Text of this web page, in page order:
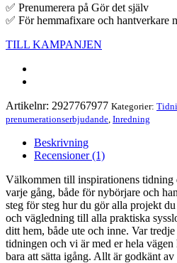
✅ Prenumerera på Gör det själv
✅ För hemmafixare och hantverkare
TILL KAMPANJEN
Artikelnr: 2927767977 Kategorier:
prenumerationserbjudande Inredning
Beskrivning
Recensioner (1)
Välkommen till inspirationens tidning
varje gång, både för nybörjare och
steg för steg hur du gör alla projekt
och vägledning till alla praktiska
ditt hem, både ute och inne. Var
tidningen och vi är med er hela
bara att sätta igång. Allt är godkänt